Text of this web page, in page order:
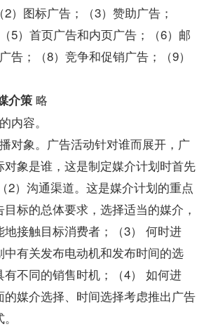
）图标广告；（3）赞助广告；
5）首页广告和内页广告；（6）邮
告；（8）竞争和促销广告；（9）
介策略
容。
象。广告活动针对谁而展开，广
象是谁，这是制定媒介计划时首先
2）沟通渠道。这是媒介计划的重点
标的总体要求，选择适当的媒介，
接触目标消费者；（3） 何时进
有关发布电动机和发布时间的选
不同的销售时机；（4） 如何进
媒介选择、时间选择考虑推出广告